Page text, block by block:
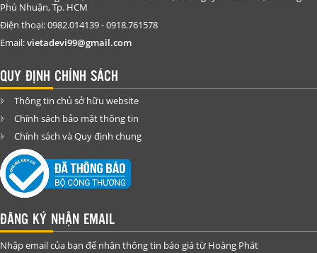
Phú Nhuận, Tp. HCM
Điện thoại: 0982.014139 - 0918.761578
Email:vietadevi99@gmail.com
QUY ĐỊNH CHÍNH SÁCH
Thông tin chủ sở hữu website
Chính sách bảo mật thông tin
Chính sách và Quy định chung
ĐĂNG KÝ NHẬN EMAIL
Nhập email của bạn để nhận thông tin báo giá từ Hoàng Phát